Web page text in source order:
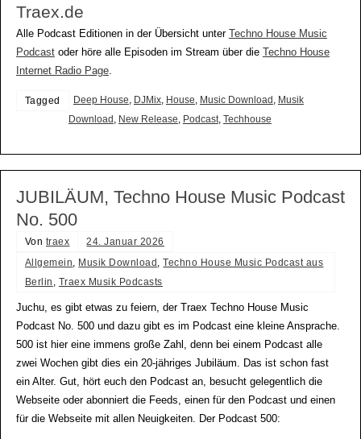
Traex.de
Alle Podcast Editionen in der Übersicht unter Techno House Music
Podcastoder höre alle Episoden im Stream über die Techno House
Internet Radio Page.
Tagged Deep House, DJMix, House, Music Download , Musik
Download , New Release, Podcast, Techhouse
JUBILÄUM, Techno House Music Podcast
No. 500
Von traex
24. Januar 2026
Allgemein, Musik Download ,Techno House Music Podcast aus
Berlin , Traex Musik Podcasts
Juchu, es gibt etwas zu feiern, der Traex Techno House Music
Podcast No. 500 und dazu gibt es im Podcast eine kleine Ansprache.
500 ist hier eine immens große Zahl, denn bei einem Podcast alle
zwei Wochen gibt dies ein 20-jähriges Jubiläum. Das ist schon fast
ein Alter. Gut, hört euch den Podcast an, besucht gelegentlich die
Webseite oder abonniert die Feeds, einen für den Podcast und einen
für die Webseite mit allen Neuigkeiten. Der Podcast 500: